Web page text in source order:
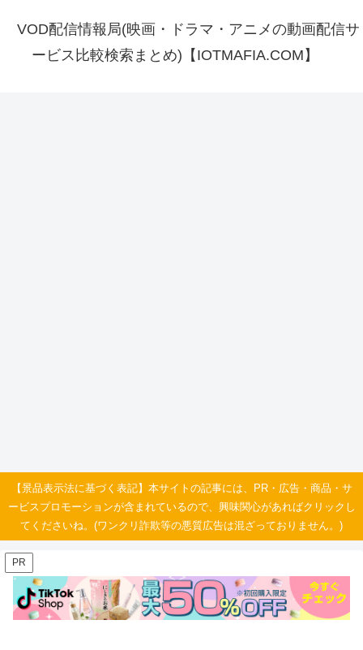
VOD配信情報局(映画・ドラマ・アニメの動画配信サ
ービス比較検索まとめ)【IOTMAFIA.COM】
【景品表示法に基づく表記】本サイトの記事には、PR・広告・商品・サ
ービスプロモーションが含まれているので、興味関心があればクリックし
てくださいね。(ワンクリ詐欺等の悪質広告は混ざっておりません。)
PR